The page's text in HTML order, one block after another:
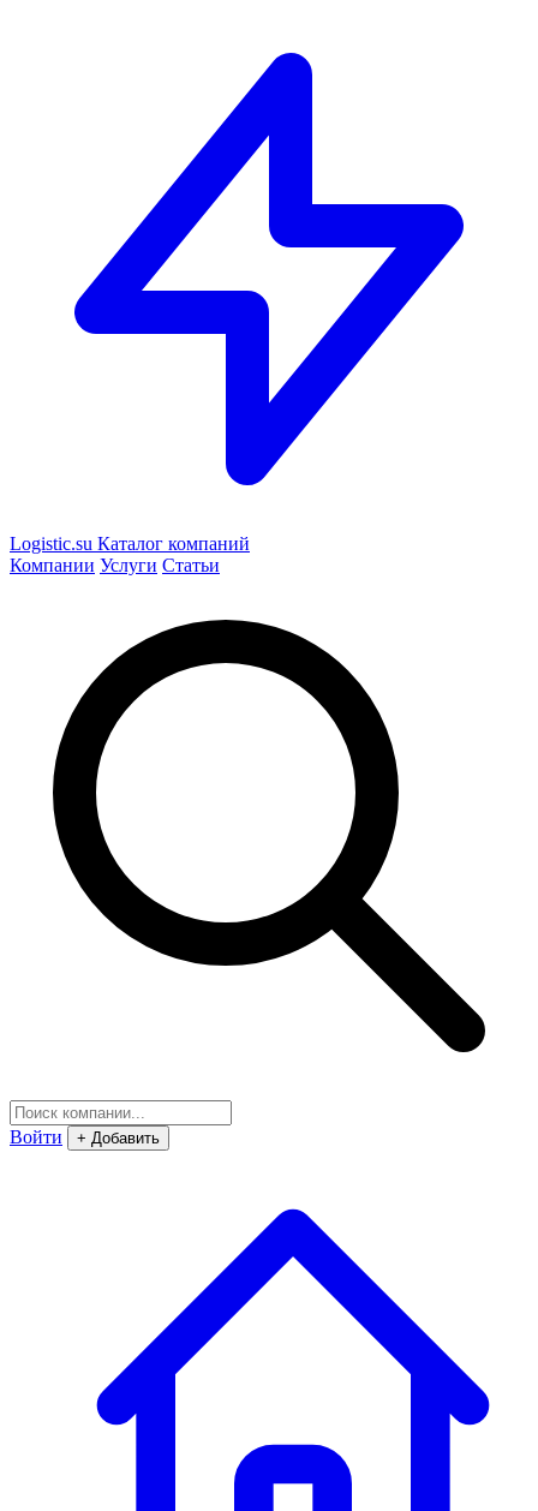
Logistic.su Каталог компаний
Компании Услуги Статьи
Войти + Добавить